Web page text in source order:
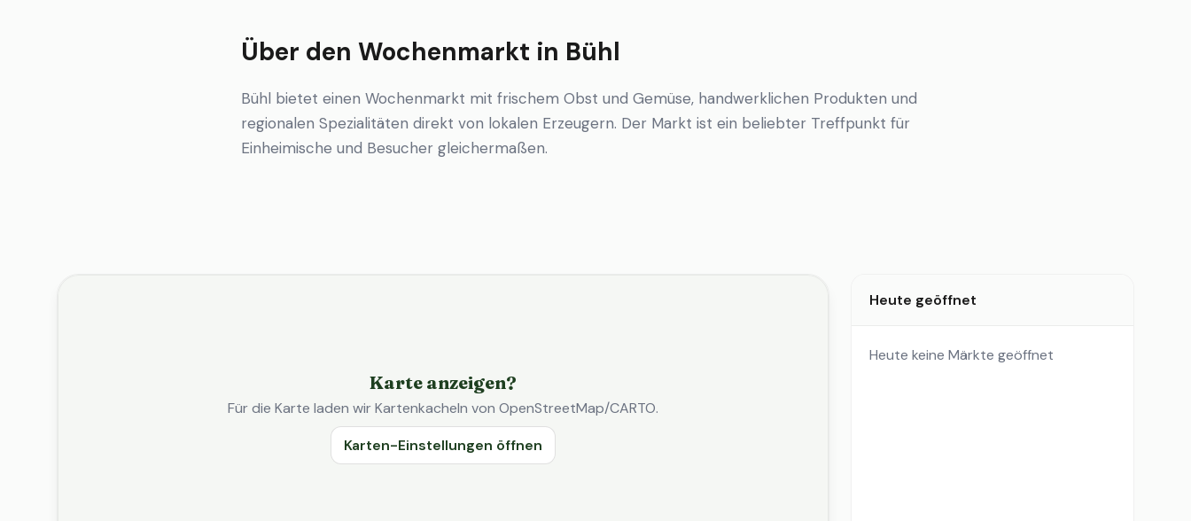
Über den Wochenmarkt in Bühl
Bühl bietet einen Wochenmarkt mit frischem Obst und Gemüse, handwerklichen Produkten und
regionalen Spezialitäten direkt von lokalen Erzeugern. Der Markt ist ein beliebter Treffpunkt für
Einheimische und Besucher gleichermaßen.
Karte anzeigen?
Für die Karte laden wir Kartenkacheln von OpenStreetMap/CARTO.
Karten-Einstellungen öffnen
Heute geöffnet
Heute keine Märkte geöffnet